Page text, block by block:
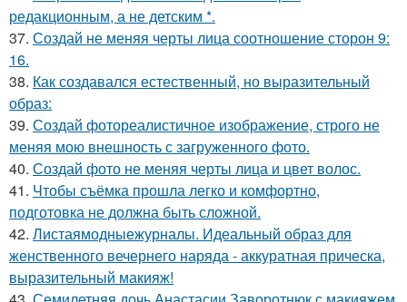
редакционным, а не детским *.
37. Создай не меняя черты лица соотношение сторон 9:
16.
38. Как создавался естественный, но выразительный
образ:
39. Создай фотореалистичное изображение, строго не
меняя мою внешность с загруженного фото.
40. Создай фото не меняя черты лица и цвет волос.
41. Чтобы съёмка прошла легко и комфортно,
подготовка не должна быть сложной.
42. Листаямодныежурналы. Идеальный образ для
женственного вечернего наряда - аккуратная прическа,
выразительный макияж!